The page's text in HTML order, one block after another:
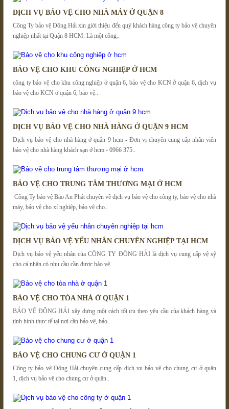
DỊCH VỤ BẢO VỆ CHO NHÀ MÁY Ở QUẬN 8
Công Ty bảo vệ Đông Hải xin giới thiệu đến quý khách hàng công ty bảo vệ chuyên
nghiệp nhất tại Quận 8 HCM. Là một công..
BẢO VỆ CHO KHU CÔNG NGHIỆP Ở HCM
công ty bảo vệ cho khu công nghiệp ở quận 6, bảo vệ cho KCN ở quận 6, dịch vụ
bảo vệ cho KCN ở quận 6, bảo vệ..
DỊCH VỤ BẢO VỆ CHO NHÀ HÀNG Ở QUẬN 9 HCM
Dịch vụ bảo vệ cho nhà hàng ở quận 9 hcm - Đơn vị chuyên cung cấp nhân viên
bảo vệ cho nhà hàng khách sạn ở hcm - 0966 375..
BẢO VỆ CHO TRUNG TÂM THƯƠNG MẠI Ở HCM
Công Ty bảo vệ Bảo An Phát chuyên về dịch vụ bảo vệ cho công ty, bảo vệ cho nhà
máy, bảo vệ cho xí nghiệp, bảo vệ cho..
DỊCH VỤ BẢO VỆ YẾU NHÂN CHUYÊN NGHIỆP TẠI HCM
Dịch vụ bảo vệ yếu nhân của CÔNG TY ĐÔNG HẢI là dịch vụ cung cấp vệ sỹ
cho cá nhân có nhu cầu cần được bảo vệ..
BẢO VỆ CHO TÒA NHÀ Ở QUẬN 1
BẢO VỆ ĐÔNG HẢI xây dựng một cách tối ưu theo yêu cầu của khách hàng và
tình hình thực tế tại nơi cần bảo vệ, bảo..
BẢO VỆ CHO CHUNG CƯ Ở QUẬN 1
Công ty bảo vệ Đông Hải chuyên cung cấp dịch vụ bảo vệ cho chung cư ở quận
1, dịch vụ bảo vệ cho chung cư ở quận..